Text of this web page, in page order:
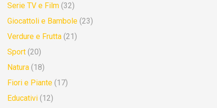
Serie TV e Film (32)
Giocattoli e Bambole (23)
Verdure e Frutta (21)
Sport (20)
Natura (18)
Fiori e Piante (17)
Educativi (12)